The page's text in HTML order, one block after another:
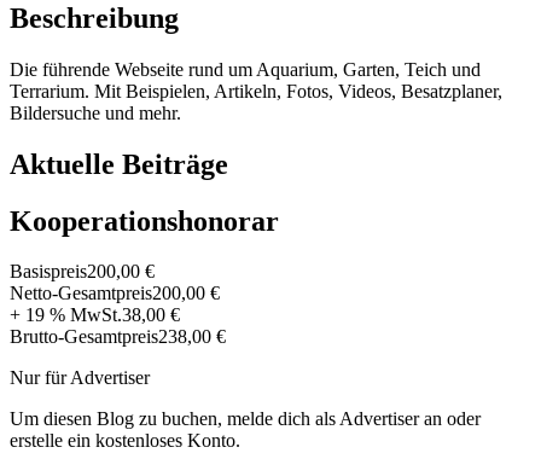
Beschreibung
Die führende Webseite rund um Aquarium, Garten, Teich und
Terrarium. Mit Beispielen, Artikeln, Fotos, Videos, Besatzplaner,
Bildersuche und mehr.
Aktuelle Beiträge
Kooperationshonorar
Basispreis200,00 €
Netto-Gesamtpreis200,00 €
+ 19 % MwSt.38,00 €
Brutto-Gesamtpreis238,00 €
Nur für Advertiser
Um diesen Blog zu buchen, melde dich als Advertiser an oder
erstelle ein kostenloses Konto.